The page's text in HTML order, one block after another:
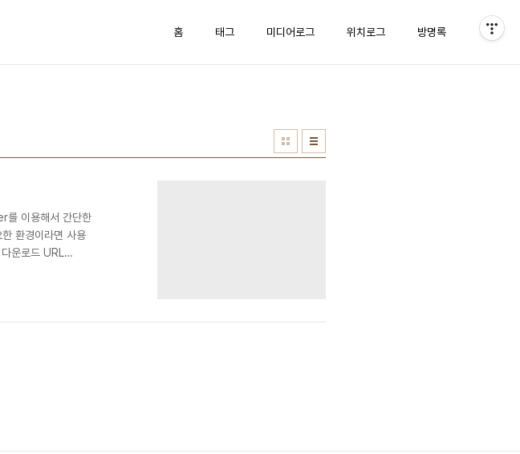
홈 태그 미디어로그 위치로그 방명록
이용해서 간단한
환경이라면 사용
운로드 URL
"공유할 디